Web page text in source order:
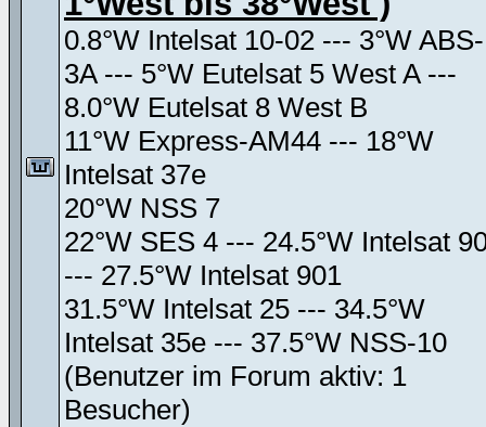
0.8°W Intelsat 10-02 --- 3°W ABS-
3A --- 5°W Eutelsat 5 West A ---
8.0°W Eutelsat 8 West B
11°W Express-AM44 --- 18°W
Intelsat 37e
20°W NSS 7
22°W SES 4 --- 24.5°W Intelsat
--- 27.5°W Intelsat 901
31.5°W Intelsat 25 --- 34.5°W
Intelsat 35e --- 37.5°W NSS-10
(Benutzer im Forum aktiv: 1
Besucher)